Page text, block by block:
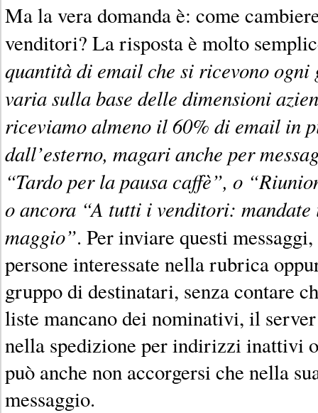
Ma la vera domanda è: come
venditori? La risposta è molto
quantità di email che si ricevono
varia sulla base delle dimensioni
riceviamo almeno il 60% di email in
dall’esterno, magari anche per
“Tardo per la pausa caffè”, o
o ancora “A tutti i venditori:
maggio”. Per inviare questi
persone interessate nella rubrica
gruppo di destinatari, senza contare
liste mancano dei nominativi, il
nella spedizione per indirizzi inattivi
può anche non accorgersi che nella
messaggio.